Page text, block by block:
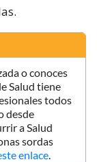
o conoces
Salud tiene
todos
desde
a Salud
sordas
enlace.